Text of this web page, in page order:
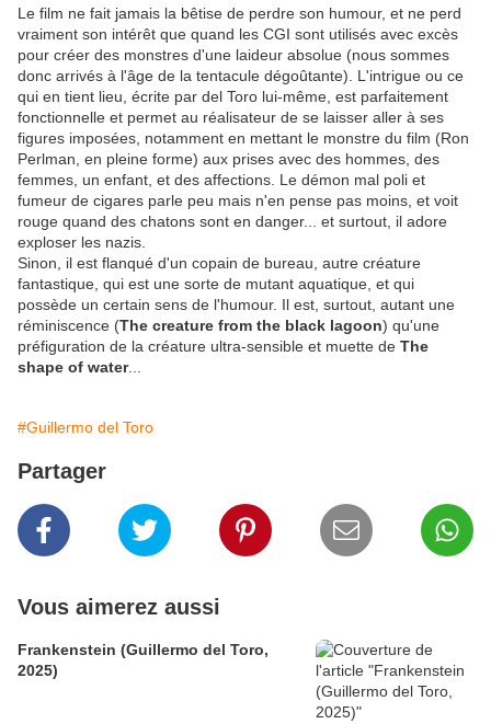
Le film ne fait jamais la bêtise de perdre son humour, et ne perd
vraiment son intérêt que quand les CGI sont utilisés avec excès
pour créer des monstres d'une laideur absolue (nous sommes
donc arrivés à l'âge de la tentacule dégoûtante). L'intrigue ou ce
qui en tient lieu, écrite par del Toro lui-même, est parfaitement
fonctionnelle et permet au réalisateur de se laisser aller à ses
figures imposées, notamment en mettant le monstre du film (Ron
Perlman, en pleine forme) aux prises avec des hommes, des
femmes, un enfant, et des affections. Le démon mal poli et
fumeur de cigares parle peu mais n'en pense pas moins, et voit
rouge quand des chatons sont en danger... et surtout, il adore
exploser les nazis.
Sinon, il est flanqué d'un copain de bureau, autre créature
fantastique, qui est une sorte de mutant aquatique, et qui
possède un certain sens de l'humour. Il est, surtout, autant une
réminiscence (The creature from the black lagoon) qu'une
préfiguration de la créature ultra-sensible et muette de The
shape of water...
#Guillermo del Toro
Partager
Vous aimerez aussi
Frankenstein (Guillermo del Toro,
2025)